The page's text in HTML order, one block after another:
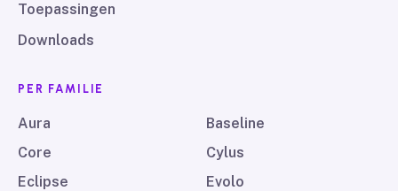
Toepassingen
Downloads
PER FAMILIE
Aura
Baseline
Core
Cylus
Eclipse
Evolo